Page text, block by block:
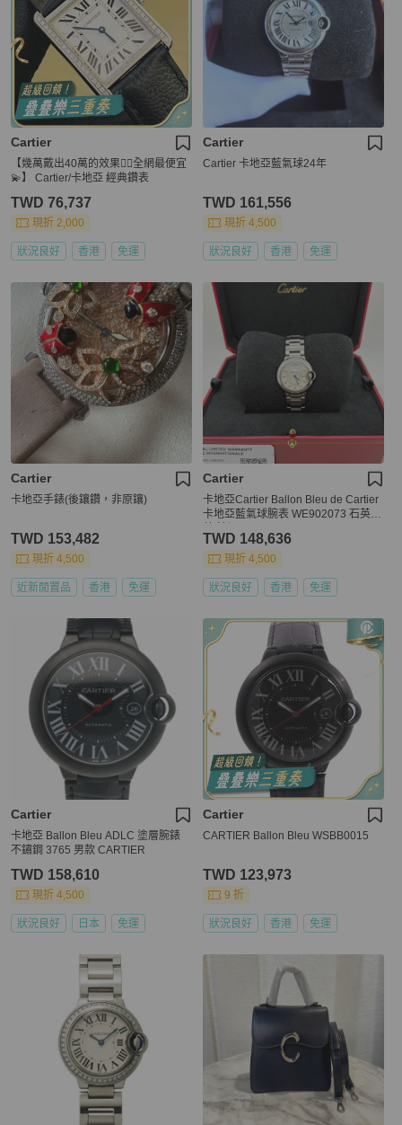
Cartier
【幾萬戴出40萬的效果👍🏻全網最便宜
💫】 Cartier/卡地亞 經典鑽表
TWD 76,737
現折 2,000
狀況良好 香港 免運
Cartier
Cartier 卡地亞藍氣球24年
TWD 161,556
現折 4,500
狀況良好 香港 免運
Cartier
卡地亞手錶(後鑲鑽，非原鑲)
TWD 153,482
現折 4,500
近新閒置品 香港 免運
Cartier
卡地亞Cartier Ballon Bleu de Cartier
卡地亞藍氣球腕表 WE902073 石英機
TWD 148,636
現折 4,500
狀況良好 香港 免運
Cartier
卡地亞 Ballon Bleu ADLC 塗層腕錶
不鏽鋼 3765 男款 CARTIER
TWD 158,610
現折 4,500
狀況良好 日本 免運
Cartier
CARTIER Ballon Bleu WSBB0015
TWD 123,973
9 折
狀況良好 香港 免運